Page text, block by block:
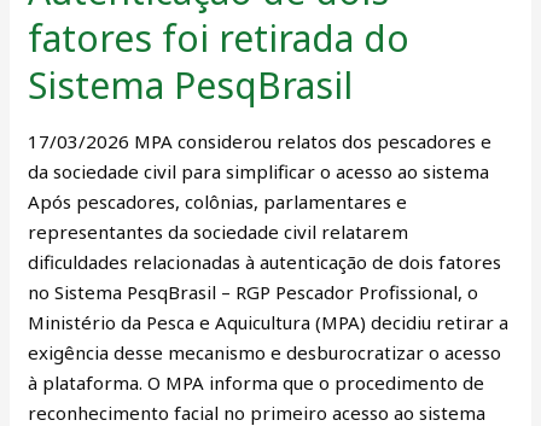
fatores foi retirada do
Sistema PesqBrasil
17/03/2026 MPA considerou relatos dos pescadores e
da sociedade civil para simplificar o acesso ao sistema
Após pescadores, colônias, parlamentares e
representantes da sociedade civil relatarem
dificuldades relacionadas à autenticação de dois fatores
no Sistema PesqBrasil – RGP Pescador Profissional, o
Ministério da Pesca e Aquicultura (MPA) decidiu retirar a
exigência desse mecanismo e desburocratizar o acesso
à plataforma. O MPA informa que o procedimento de
reconhecimento facial no primeiro acesso ao sistema
de
dois
fatores
foi
retirada
do
Sistema
PesqBrasil